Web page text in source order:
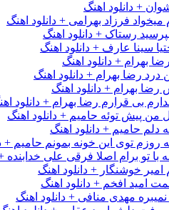
+ دانلود اهنگ
فرزاد بهرامی + دانلود اهنگ
رستاک + دانلود اهنگ
سینا عارف + دانلود اهنگ
بهرام + دانلود اهنگ
رضا بهرام + دانلود اهنگ
بهرام + دانلود اهنگ
بی قرارم رضا بهرام + دانلود
پیش توئه حامیم + دانلود اهنگ
حامیم + دانلود اهنگ
روزم توی این خونه بمونم حامیم +
تو برام اصلا فرقی علی خدابنده +
خوشنگار + دانلود اهنگ
امید افخم + دانلود اهنگ
مهدی منافی + دانلود اهنگ